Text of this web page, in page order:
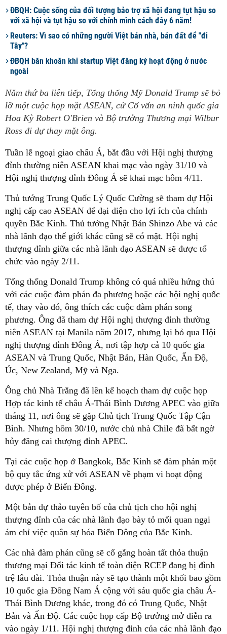
ĐBQH: Cuộc sống của đối tượng bảo trợ xã hội đang tụt hậu so
với xã hội và tụt hậu so với chính mình cách đây 6 năm!
Reuters: Vì sao có những người Việt bán nhà, bán đất để "đi
Tây"?
ĐBQH băn khoăn khi startup Việt đăng ký hoạt động ở nước
ngoài
Năm thứ ba liên tiếp, Tổng thống Mỹ Donald Trump sẽ bỏ
lỡ một cuộc họp mặt ASEAN, cử Cố vấn an ninh quốc gia
Hoa Kỳ Robert O'Brien và Bộ trưởng Thương mại Wilbur
Ross đi dự thay mặt ông.
Tuần lễ ngoại giao châu Á, bắt đầu với Hội nghị thượng
đỉnh thường niên ASEAN khai mạc vào ngày 31/10 và
Hội nghị thượng đỉnh Đông Á sẽ khai mạc hôm 4/11.
Thủ tướng Trung Quốc Lý Quốc Cường sẽ tham dự Hội
nghị cấp cao ASEAN để đại diện cho lợi ích của chính
quyền Bắc Kinh. Thủ tướng Nhật Bản Shinzo Abe và các
nhà lãnh đạo thế giới khác cũng sẽ có mặt. Hội nghị
thượng đỉnh giữa các nhà lãnh đạo ASEAN sẽ được tổ
chức vào ngày 2/11.
Tổng thống Donald Trump không có quá nhiều hứng thú
với các cuộc đàm phán đa phương hoặc các hội nghị quốc
tế, thay vào đó, ông thích các cuộc đàm phán song
phương. Ông đã tham dự Hội nghị thượng đỉnh thường
niên ASEAN tại Manila năm 2017, nhưng lại bỏ qua Hội
nghị thượng đỉnh Đông Á, nơi tập hợp cả 10 quốc gia
ASEAN và Trung Quốc, Nhật Bản, Hàn Quốc, Ấn Độ,
Úc, New Zealand, Mỹ và Nga.
Ông chủ Nhà Trắng đã lên kế hoạch tham dự cuộc họp
Hợp tác kinh tế châu Á-Thái Bình Dương APEC vào giữa
tháng 11, nơi ông sẽ gặp Chủ tịch Trung Quốc Tập Cận
Bình. Nhưng hôm 30/10, nước chủ nhà Chile đã bất ngờ
hủy đăng cai thượng đỉnh APEC.
Tại các cuộc họp ở Bangkok, Bắc Kinh sẽ đàm phán một
bộ quy tắc ứng xử với ASEAN về phạm vi hoạt động
được phép ở Biển Đông.
Một bản dự thảo tuyên bố của chủ tịch cho hội nghị
thượng đỉnh của các nhà lãnh đạo bày tỏ mối quan ngại
ám chỉ việc quân sự hóa Biển Đông của Bắc Kinh.
Các nhà đàm phán cũng sẽ cố gắng hoàn tất thỏa thuận
thương mại Đối tác kinh tế toàn diện RCEP đang bị đình
trệ lâu dài. Thỏa thuận này sẽ tạo thành một khối bao gồm
10 quốc gia Đông Nam Á cộng với sáu quốc gia châu Á-
Thái Bình Dương khác, trong đó có Trung Quốc, Nhật
Bản và Ấn Độ. Các cuộc họp cấp Bộ trưởng mở diễn ra
vào ngày 1/11. Hội nghị thượng đỉnh của các nhà lãnh đạo